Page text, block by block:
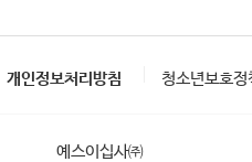
개인정보처리방침 청소년보호정
예스이십사㈜